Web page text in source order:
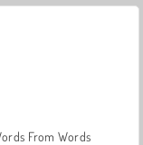
From Words